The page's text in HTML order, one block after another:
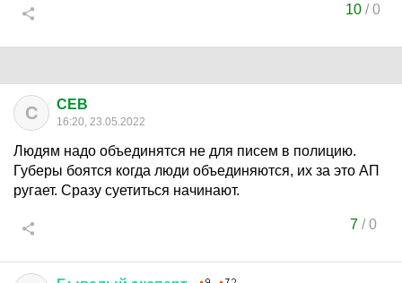
10 /0
C CEB
16:20, 23.05.2022
Людям надо объединятся не для писем в полицию.
Губеры боятся когда люди объединяются, их за это АП
ругает. Сразу суетиться начинают.
7/0